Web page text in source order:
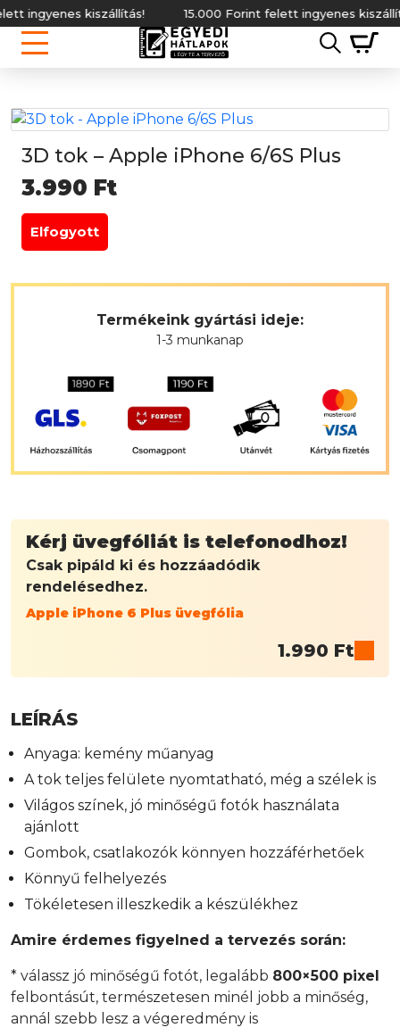
kiszállítás! 15.000 Forint felett ingyenes kiszállítás!
3D tok – Apple iPhone 6/6S Plus
3.990 Ft
Elfogyott
Termékeink gyártási ideje:
1-3 munkanap
Kérj üvegfóliát is telefonodhoz!
Csak pipáld ki és hozzáadódik
rendelésedhez.
Apple iPhone 6 Plus üvegfólia
1.990 Ft
LEÍRÁS
Anyaga: kemény műanyag
A tok teljes felülete nyomtatható, még a szélek is
Világos színek, jó minőségű fotók használata
ajánlott
Gombok, csatlakozók könnyen hozzáférhetőek
Könnyű felhelyezés
Tökéletesen illeszkedik a készülékhez
Amire érdemes figyelned a tervezés során:
* válassz jó minőségű fotót, legalább 800×500 pixel
felbontásút, természetesen minél jobb a minőség,
annál szebb lesz a végeredmény is